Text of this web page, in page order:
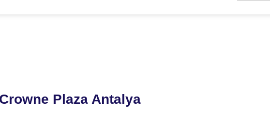
Plaza Antalya